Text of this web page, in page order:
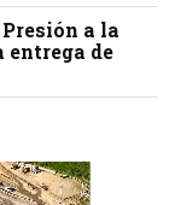
a la
entrega de